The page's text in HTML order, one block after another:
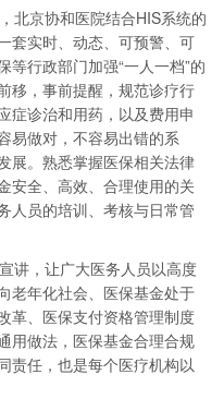
北京协和医院结合HIS系统的
套实时、动态、可预警、可
行政部门加强“一人一档”的
移，事前提醒，规范诊疗行
症诊治和用药，以及费用申
易做对，不容易出错的系
展。熟悉掌握医保相关法律
安全、高效、合理使用的关
人员的培训、考核与日常管
讲，让广大医务人员以高度
老年化社会、医保基金处于
革、医保支付资格管理制度
用做法，医保基金合理合规
责任，也是每个医疗机构以